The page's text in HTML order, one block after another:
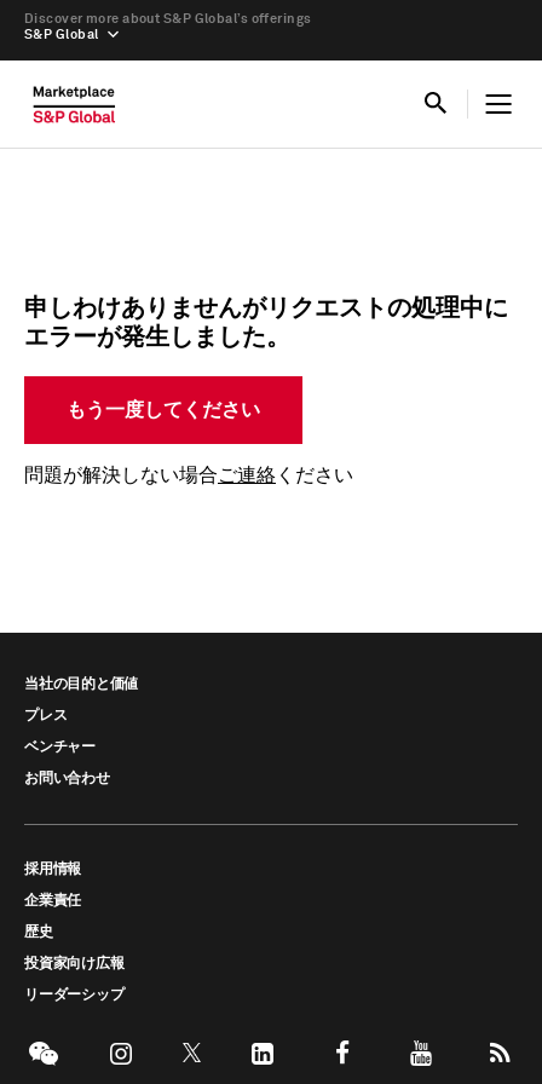
S&P Global
Discover more about S&P Global’s offerings
申しわけありませんがリクエストの処理中に
エラーが発生しました。
もう一度してください
問題が解決しない場合ご連絡 ください
当社の目的と価値
プレス
ベンチャー
お問い合わせ
採用情報
企業責任
歴史
投資家向け広報
リーダーシップ